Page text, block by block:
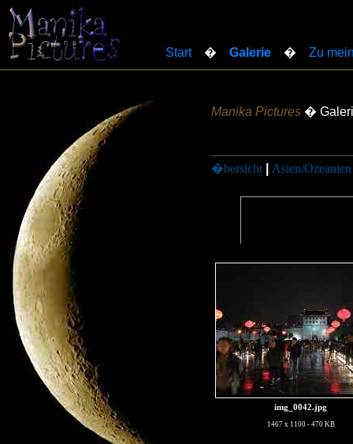
Start� Galerie � Zu
Manika Pictures �
�bersicht Asien/Ozeanien
img_0042.jpg
1467 x 1100 - 470 KB